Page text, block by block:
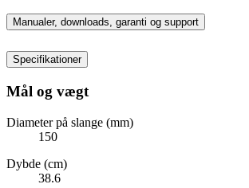
Manualer, downloads, garanti og support
Specifikationer
Mål og vægt
Diameter på slange (mm)
150
Dybde (cm)
38.6